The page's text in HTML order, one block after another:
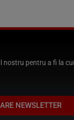
nostru pentru a fi la
NEWSLETTER